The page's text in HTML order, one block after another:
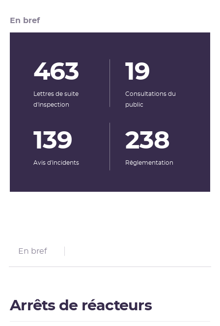
En bref
463
Lettres de suite
d'inspection
19
Consultations du
public
139
Avis d'incidents
238
Rêglementation
En bref
Arrêts de réacteurs